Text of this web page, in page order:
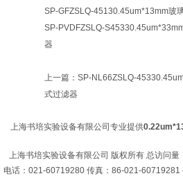
SP-GFZSLQ-45130.45um*13mm玻
SP-PVDFZSLQ-
器
上一篇： SP-NL66ZSLQ-
式过滤器
上海书培实验设备有限公司专业提供
上海书培实验设备有限公司 版权所有 总访问量
电话：021-60719280 传真：86-021-